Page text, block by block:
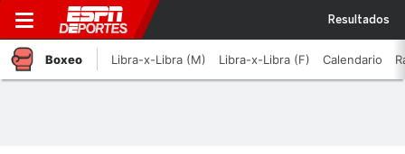
Resultados
Boxeo Libra-x-Libra (M) Libra-x-Libra (F) Calendario